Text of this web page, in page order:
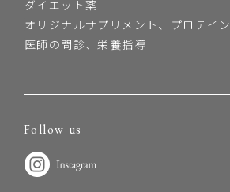
ダイエット薬
オリジナルサプリメント、プロテイン
医師の問診、栄養指導
Follow us